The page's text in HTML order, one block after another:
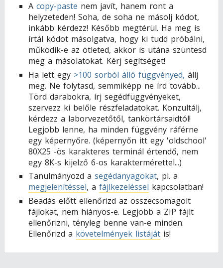
A copy-paste nem javít, hanem ront a
helyzeteden! Soha, de soha ne másolj kódot,
inkább kérdezz! Később megtérül. Ha meg is
írtál kódot másolgatva, hogy ki tudd próbálni,
működik-e az ötleted, akkor is utána szüntesd
meg a másolatokat. Kérj segítséget!
Ha lett egy >100 sorból álló függvényed, állj
meg. Ne folytasd, semmiképp ne írd tovább...
Törd darabokra, írj segédfüggvényeket,
szervezz ki belőle részfeladatokat. Konzultálj,
kérdezz a laborvezetőtől, tankörtársaidtól!
Legjobb lenne, ha minden függvény ráférne
egy képernyőre. (képernyőn itt egy 'oldschool'
80X25 -ös karakteres terminál értendő, nem
egy 8K-s kijelző 6-os karaktermérettel...)
Tanulmányozd a segédanyagokat, pl. a
megjelenítéssel, a fájlkezeléssel kapcsolatban!
Beadás előtt ellenőrizd az összecsomagolt
fájlokat, nem hiányos-e. Legjobb a ZIP fájlt
ellenőrizni, tényleg benne van-e minden.
Ellenőrizd a követelmények listáját is!